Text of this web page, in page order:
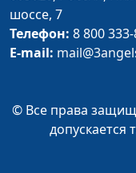
Как жить, если я
запутался в
Как жить, если я не
понимаю Бога?
шоссе, 7
Телефон: 8 800
E-mail:
© Все права
допускается